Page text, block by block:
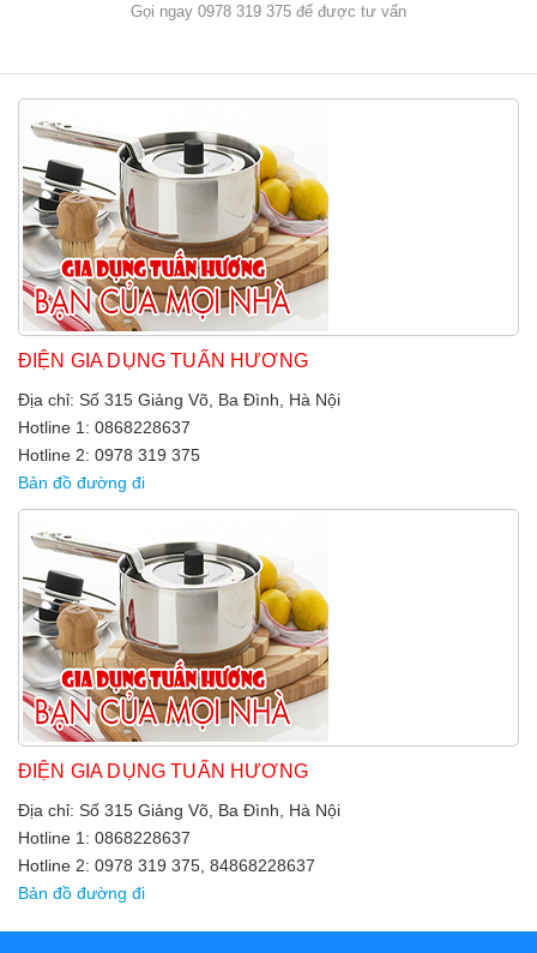
Gọi ngay 0978 319 375 để được tư vấn
ĐIỆN GIA DỤNG TUẤN HƯƠNG
Địa chỉ: Số 315 Giảng Võ, Ba Đình, Hà Nội
Hotline 1: 0868228637
Hotline 2: 0978 319 375
Bản đồ đường đi
ĐIỆN GIA DỤNG TUẤN HƯƠNG
Địa chỉ: Số 315 Giảng Võ, Ba Đình, Hà Nội
Hotline 1: 0868228637
Hotline 2: 0978 319 375, 84868228637
Bản đồ đường đi